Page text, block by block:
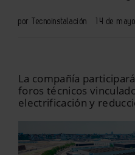
por Tecnoinstalación 14 de
La compañía
foros técnicos
electrificación y